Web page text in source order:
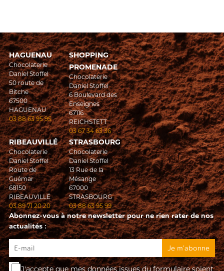
HAGUENAU
Chocolaterie
Daniel Stoffel
50 route de
Bitche
67500
HAGUENAU
03 88 63 95 95
SHOPPING
PROMENADE
Chocolaterie
Daniel Stoffel
6 Boulevard des
Enseignes
67116
REICHSTETT
03 67 34 63 36
RIBEAUVILLÉ
Chocolaterie
Daniel Stoffel
Route de
Guémar
68150
RIBEAUVILLÉ
03 89 71 20 20
STRASBOURG
Chocolaterie
Daniel Stoffel
13 Rue de la
Mésange
67000
STRASBOURG
03 88 63 95 99
Abonnez-vous à notre newsletter pour ne rien rater de nos
actualités :
J'accepte que mes données issues du formulaire soient